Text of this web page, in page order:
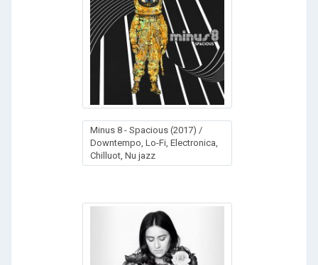
Minus 8 - Spacious (2017) /
Downtempo, Lo-Fi, Electronica,
Chilluot, Nu jazz